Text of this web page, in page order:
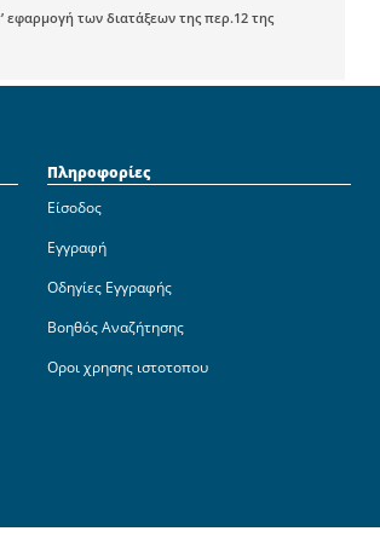
των διατάξεων της περ.12 της
Πληροφορίες
Είσοδος
Εγγραφή
Οδηγίες Εγγραφής
Βοηθός Αναζήτησης
Οροι χρησης ιστοτοπου